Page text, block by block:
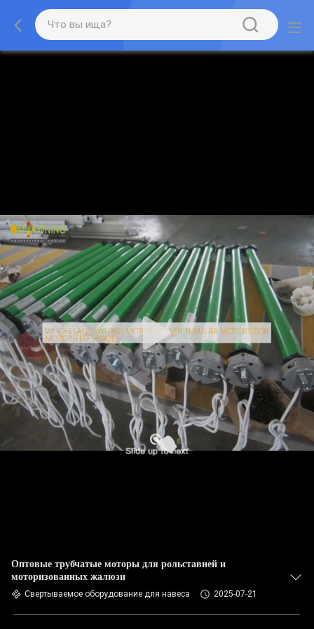
Оптовые трубчатые моторы для рольставней и
моторизованных жалюзи
Свертываемое оборудование для навеса 2025-07-21